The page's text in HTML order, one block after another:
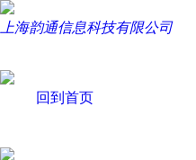
上海韵通信息科技有限公司
回到首页